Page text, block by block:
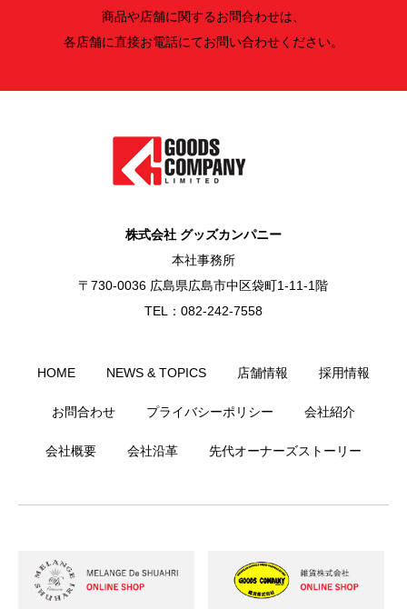
商品や店舗に関するお問合わせは、
各店舗に直接お電話にてお問い合わせください。
株式会社 グッズカンパニー
本社事務所
〒730-0036 広島県広島市中区袋町1-11-1階
TEL：082-242-7558
HOME NEWS & TOPICS 店舗情報 採用情報
お問合わせ プライバシーポリシー 会社紹介
会社概要 会社沿革 先代オーナーズストーリー